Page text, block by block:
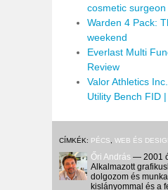
cosmetic
Warden 4 Pack:
weekend
Everlast Multi
Review
Valor Athletics
Utility Bench FID
CÍMKÉK: PÉCS, WEB ÉS
Őri András — 2001
Alkalmazott
dolgozom és
kislányommal és a